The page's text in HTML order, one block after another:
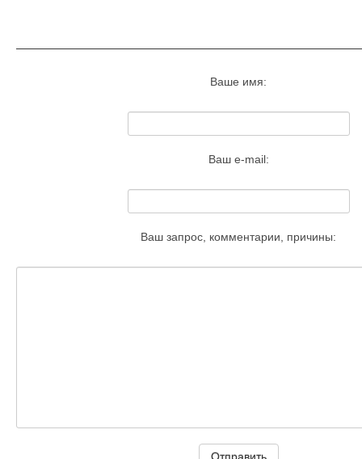
Ваше имя:
Ваш e-mail:
Ваш запрос, комментарии, причины: